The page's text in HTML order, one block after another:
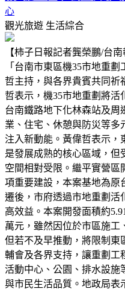
心
觀光旅遊 生活綜合
【柿子日報記者龔榮鵬/台
「台南市東區機35市地重
哲主持，與各界貴賓共同祈
哲表示，機35市地重劃將
台南鐵路地下化林森站及周
業、住宅、休憩與防災等多
注入新動能。黃偉哲表示，
是發展成熟的核心區域，但
空間相對受限。繼平實營區
項重要建設，本案基地為原
遷後，市府透過市地重劃活
高效益。本案開發面積約
萬元，雖然因位於市區施工
但若不及早推動，將限制東
輔會及各界支持，讓重劃工
活動中心、公園、排水設施
與市民生活品質。地政局表